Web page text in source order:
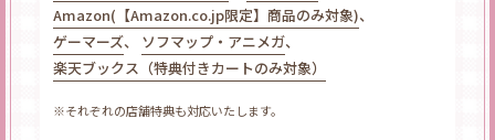
Amazon(【Amazon.co.jp限定】商品のみ対象)、
ゲーマーズ、 ソフマップ・アニメガ、
楽天ブックス（特典付きカートのみ対象）
※それぞれの店舗特典も対応いたします。